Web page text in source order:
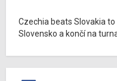
Czechia beats Slovakia
Slovensko a končí na